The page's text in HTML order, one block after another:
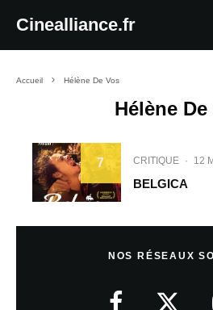
Cinealliance.fr
Accueil Hélène De Vos
Hélène De
7 CRITIQUE · 12
BELGICA
NOS RÉSEAUX